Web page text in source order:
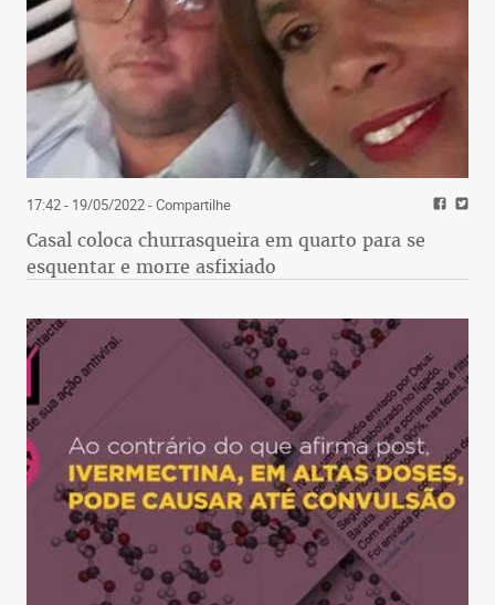
17:42 - 19/05/2022- Compartilhe
Casal coloca churrasqueira em quarto para se
esquentar e morre asfixiado